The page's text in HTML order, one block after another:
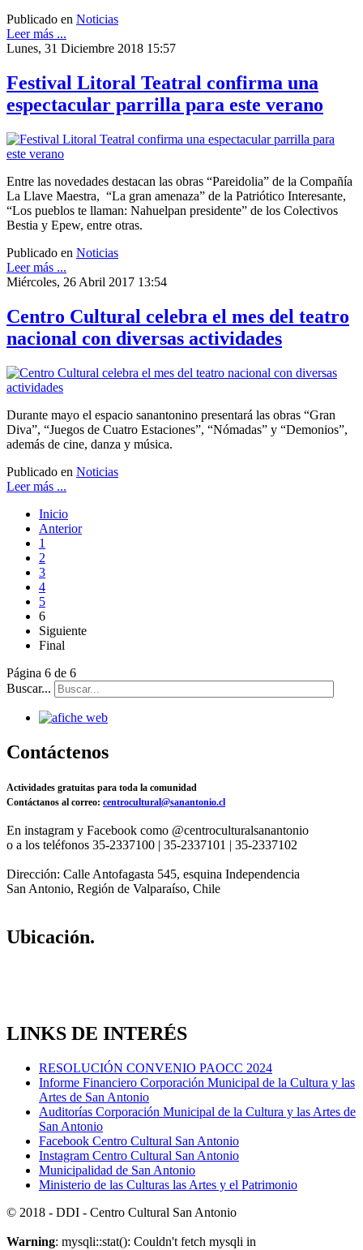
Publicado en Noticias
Leer más ...
Lunes, 31 Diciembre 2018 15:57
Festival Litoral Teatral confirma una
espectacular parrilla para este verano
Entre las novedades destacan las obras “Pareidolia” de la Compañía
La Llave Maestra, “La gran amenaza” de la Patriótico Interesante,
“Los pueblos te llaman: Nahuelpan presidente” de los Colectivos
Bestia y Epew, entre otras.
Publicado en Noticias
Leer más ...
Miércoles, 26 Abril 2017 13:54
Centro Cultural celebra el mes del teatro
nacional con diversas actividades
Durante mayo el espacio sanantonino presentará las obras “Gran
Diva”, “Juegos de Cuatro Estaciones”, “Nómadas” y “Demonios”,
además de cine, danza y música.
Publicado en Noticias
Leer más ...
Inicio
Anterior
1
2
3
4
5
6
Siguiente
Final
Página 6 de 6
Buscar...
Contáctenos
Actividades gratuitas para toda la comunidad
Contáctanos al correo: centrocultural@sanantonio.cl
En instagram y Facebook como @centroculturalsanantonio
o a los teléfonos 35-2337100 | 35-2337101 | 35-2337102
Dirección: Calle Antofagasta 545, esquina Independencia
San Antonio, Región de Valparaíso, Chile
Ubicación.
LINKS DE INTERÉS
RESOLUCIÓN CONVENIO PAOCC 2024
Informe Financiero Corporación Municipal de la Cultura y las
Artes de San Antonio
Auditorías Corporación Municipal de la Cultura y las Artes de
San Antonio
Facebook Centro Cultural San Antonio
Instagram Centro Cultural San Antonio
Municipalidad de San Antonio
Ministerio de las Culturas las Artes y el Patrimonio
© 2018 - DDI - Centro Cultural San Antonio
Warning: mysqli::stat(): Couldn't fetch mysqli in